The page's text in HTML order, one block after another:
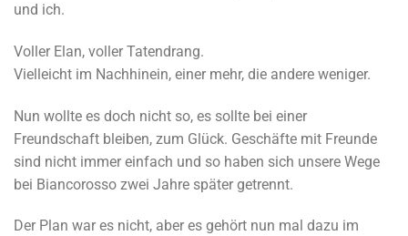
und ich.
Voller Elan, voller Tatendrang.
Vielleicht im Nachhinein, einer mehr, die andere weniger.
Nun wollte es doch nicht so, es sollte bei einer
Freundschaft bleiben, zum Glück. Geschäfte mit Freunde
sind nicht immer einfach und so haben sich unsere Wege
bei Biancorosso zwei Jahre später getrennt.
Der Plan war es nicht, aber es gehört nun mal dazu im